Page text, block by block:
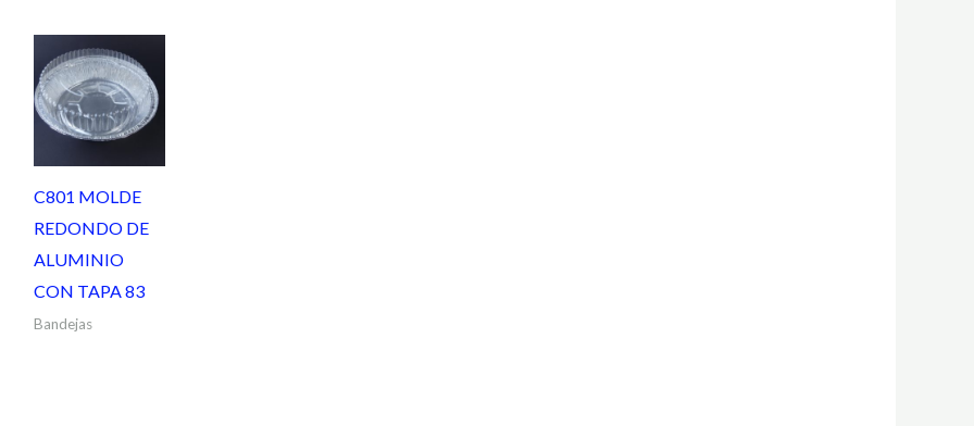
C801 MOLDE
REDONDO DE
ALUMINIO
CON TAPA 83
Bandejas